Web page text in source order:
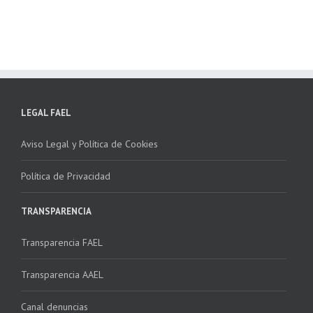
LEGAL FAEL
Aviso Legal y Política de Cookies
Política de Privacidad
TRANSPARENCIA
Transparencia FAEL
Transparencia AAEL
Canal denuncias